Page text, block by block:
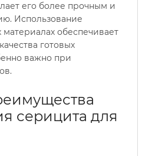
его более прочным и
Использование
обеспечивает
готовых
важно при
серицита для